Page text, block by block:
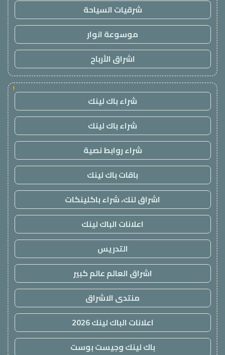
شرقيات السياحة
موسوعة انوار
اشراق الأرباح
!
شراء باك لينك
شراء باك لينك
شراء روابط نصية
باقات باك لينك
اشراق لنك، شراء باكلينكات
اعلانات الباك لينك
التدريس
اشراق العالم عالم كبير
منتدى الاشراق
اعلانات الباك لينك 2026
باك لينك وجيست بوست